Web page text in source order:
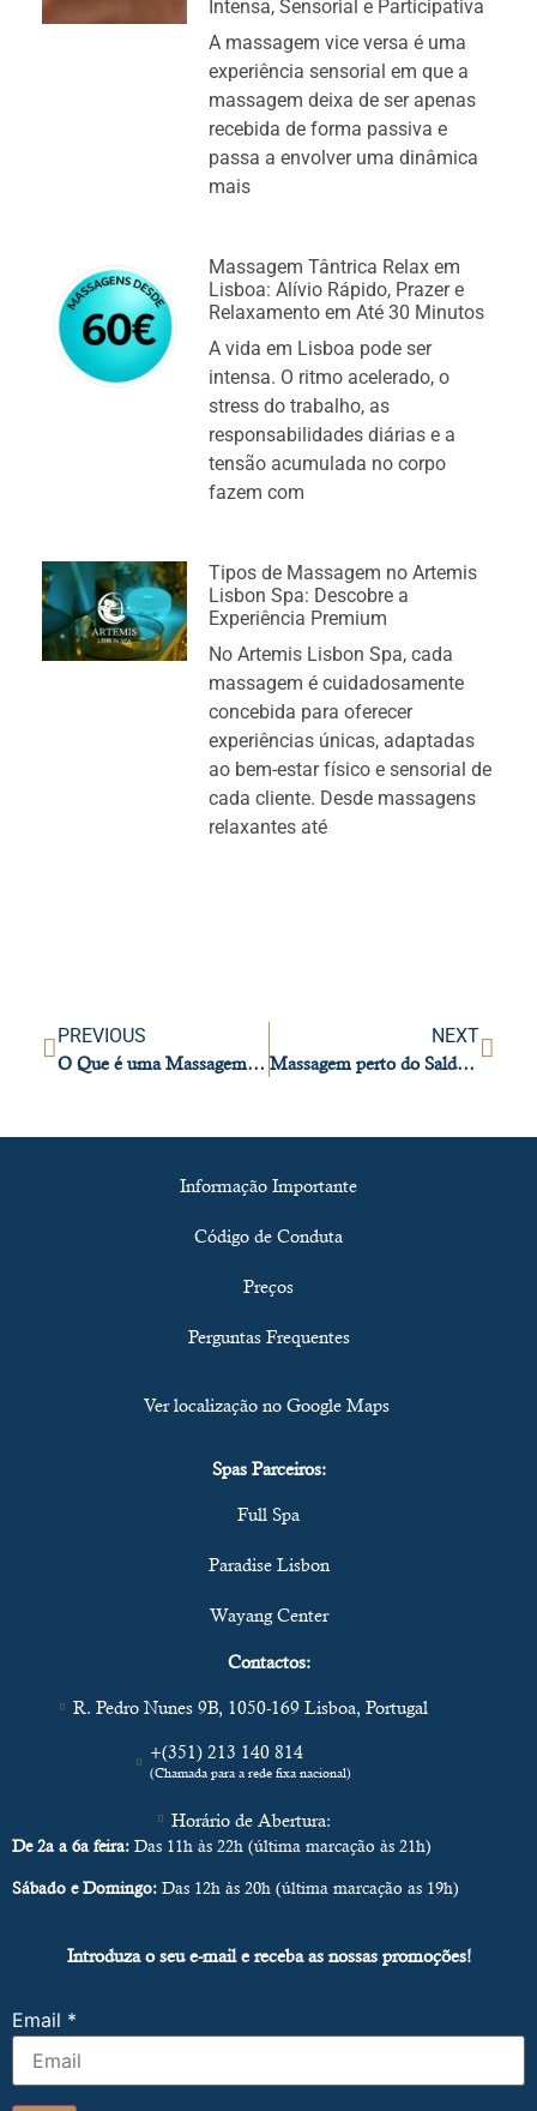
Intensa, Sensorial e Participativa
A massagem vice versa é uma
experiência sensorial em que a
massagem deixa de ser apenas
recebida de forma passiva e
passa a envolver uma dinâmica
mais
Massagem Tântrica Relax em
Lisboa: Alívio Rápido, Prazer e
Relaxamento em Até 30 Minutos
A vida em Lisboa pode ser
intensa. O ritmo acelerado, o
stress do trabalho, as
responsabilidades diárias e a
tensão acumulada no corpo
fazem com
Tipos de Massagem no Artemis
Lisbon Spa: Descobre a
Experiência Premium
No Artemis Lisbon Spa, cada
massagem é cuidadosamente
concebida para oferecer
experiências únicas, adaptadas
ao bem-estar físico e sensorial de
cada cliente. Desde massagens
relaxantes até
PREVIOUS
O Que é uma Massagem Vice Versa? Uma Experiência Mais Intensa, Sensorial e Participativa
NEXT
Massagem perto do Saldanha e Picoas: Spa no Centro de Lisboa
Informação Importante
Código de Conduta
Preços
Perguntas Frequentes
Ver localização no Google Maps
Spas Parceiros:
Full Spa
Paradise Lisbon
Wayang Center
Contactos:
R. Pedro Nunes 9B, 1050-169 Lisboa, Portugal
+(351) 213 140 814
(Chamada para a rede fixa nacional)
Horário de Abertura:
De 2a a 6a feira: Das 11h às 22h (última marcação às 21h)
Sábado e Domingo: Das 12h às 20h (última marcação as 19h)
Introduza o seu e-mail e receba as nossas promoções!
Email *